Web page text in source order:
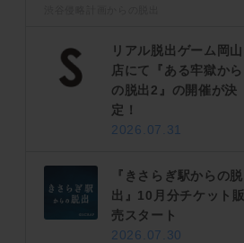
リアル脱出ゲーム岡山
店にて『ある牢獄から
の脱出2』の開催が決
定！
2026.07.31
『きさらぎ駅からの脱
出』10月分チケット販
売スタート
2026.07.30